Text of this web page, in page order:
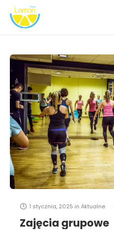
1 stycznia, 2025 in Aktualne
Zajęcia grupowe